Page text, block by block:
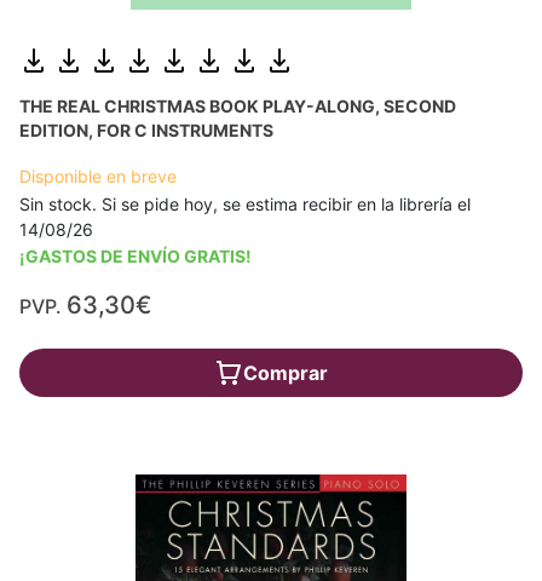
THE REAL CHRISTMAS BOOK PLAY-ALONG, SECOND
EDITION, FOR C INSTRUMENTS
Disponible en breve
Sin stock. Si se pide hoy, se estima recibir en la librería el
14/08/26
¡GASTOS DE ENVÍO GRATIS!
PVP. 63,30€
Comprar